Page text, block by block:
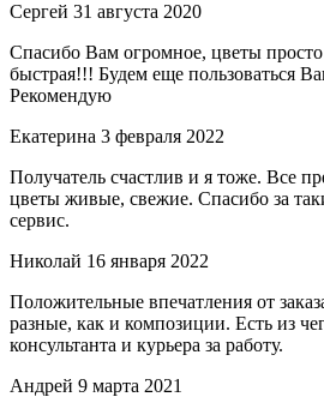
Сергей 31 августа 2020
Спасибо Вам огромное, цветы
быстрая!!! Будем еще пользоваться
Рекомендую
Екатерина 3 февраля 2022
Получатель счастлив и я тоже. Все
цветы живые, свежие. Спасибо за
сервис.
Николай 16 января 2022
Положительные впечатления от
разные, как и композиции. Есть из
консультанта и курьера за работу.
Андрей 9 марта 2021